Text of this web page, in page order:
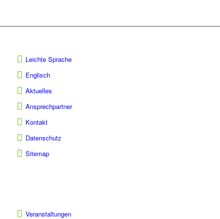
Leichte Sprache
Englisch
Aktuelles
Ansprechpartner
Kontakt
Datenschutz
Sitemap
Veranstaltungen